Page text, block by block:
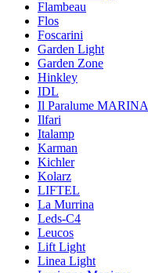
Flambeau
Flos
Foscarini
Garden Light
Garden Zone
Hinkley
IDL
Il Paralume MARINA
Ilfari
Italamp
Karman
Kichler
Kolarz
LIFTEL
La Murrina
Leds-C4
Leucos
Lift Light
Linea Light